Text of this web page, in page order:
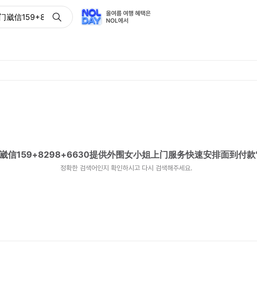
崴信159+8298+6630提供外围女小姐上门服务快速安排面到付款
崴信159+8298+6630提供外围女小姐上门服务快速安排面到付款'
정확한 검색어인지 확인하시고 다시 검색해주세요.